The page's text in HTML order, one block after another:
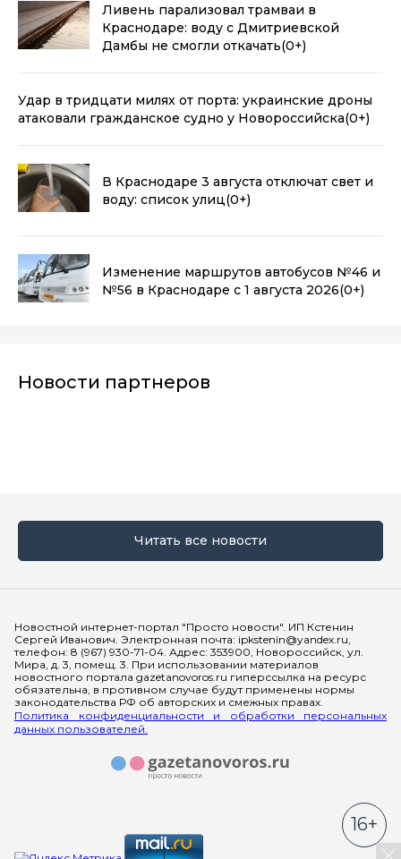
Ливень парализовал трамваи в
Краснодаре: воду с Дмитриевской
Дамбы не смогли откачать(0+)
Удар в тридцати милях от порта: украинские дроны
атаковали гражданское судно у Новороссийска(0+)
В Краснодаре 3 августа отключат свет и
воду: список улиц(0+)
Изменение маршрутов автобусов №46 и
№56 в Краснодаре с 1 августа 2026(0+)
Новости партнеров
Читать все новости
Новостной интернет-портал "Просто новости". ИП Кстенин
Сергей Иванович. Электронная почта: ipkstenin@yandex.ru,
телефон: 8 (967) 930-71-04. Адрес: 353900, Новороссийск, ул.
Мира, д. 3, помещ. 3. При использовании материалов
новостного портала gazetanovoros.ru гиперссылка на ресурс
обязательна, в противном случае будут применены нормы
законодательства РФ об авторских и смежных правах.
Политика конфиденциальности и обработки персональных
данных пользователей.
16+